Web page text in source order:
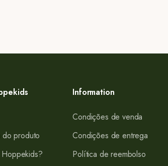
do produto
Information
Condições de venda
Condições de entrega
Política de reembolso